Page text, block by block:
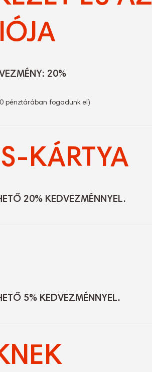
20%
pénztárában fogadunk el)
KÁRTYA
20% KEDVEZMÉNNYEL.
5% KEDVEZMÉNNYEL.